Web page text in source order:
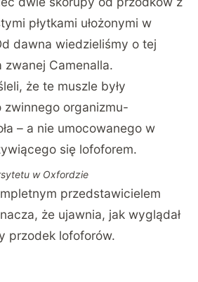
płytkami ułożonymi w
dawna wiedzieliśmy o tej
Camenalla.
że te muszle były
organizmu-
– a nie umocowanego w
się lofoforem.
w Oxfordzie
przedstawicielem
że ujawnia, jak wyglądał
przodek lofoforów.